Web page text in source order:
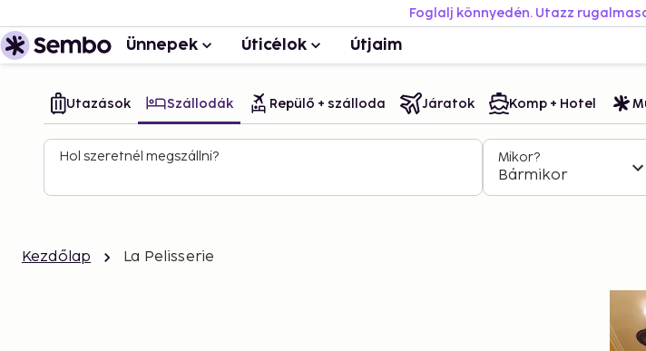
Foglalj könnyedén. Utazz
Ünnepek Úticélok Útjaim
Utazások Szállodák Repülő + szálloda Járatok Komp + Hotel
Hol szeretnél megszállni? Mikor?
Bármikor
Kezdőlap La Pelisserie